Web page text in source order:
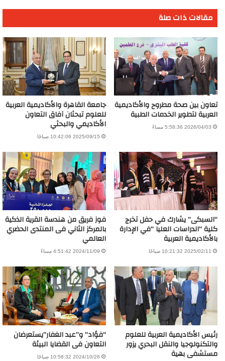
مقالات ذات صلة
تعاون بين صحة مطروح والأكاديمية
العربية لتطوير الخدمات الطبية
2026/04/03 5:58:36 مساءً
جامعة القاهرة والأكاديمية العربية
للعلوم تبحثان آفاق التعاون
الأكاديمي والبحثي
2025/09/15 10:42:06 صباحًا
“السبكى” يشارك في حفل تخرج
كلية “الدراسات العليا “في الإدارة
بالأكاديمية العربية
2025/02/11 10:21:32 صباحًا
فوز فريق من هندسة القرية الذكية
بالمركز الثاني فى المنتدى الحضري
العالمي
2024/11/09 4:51:42 مساءً
رئيس الأكاديمية العربية للعلوم
والتكنولوجيا والنقل البحري يزور
مستشفى بهية
“فؤاد” و”عبد الغفار”يستعرضان
التعاون فى القضايا البيئة
2024/10/26 10:58:32 صباحًا